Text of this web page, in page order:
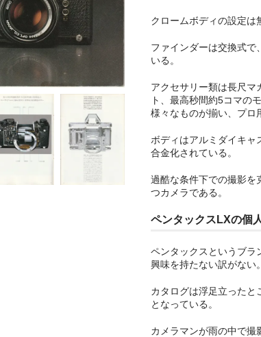
クロームボディの設定は
ファインダーは交換式で
いる。
アクセサリー類は長尺マ
ト、最高秒間約5コマの
様々なものが揃い、プロ
ボディはアルミダイキャ
合金化されている。
過酷な条件下での撮影を
つカメラである。
ペンタックスLXの個
ペンタックスというブラ
興味を持たない訳がない。
カタログは浮足立ったと
となっている。
カメラマンが雨の中で撮